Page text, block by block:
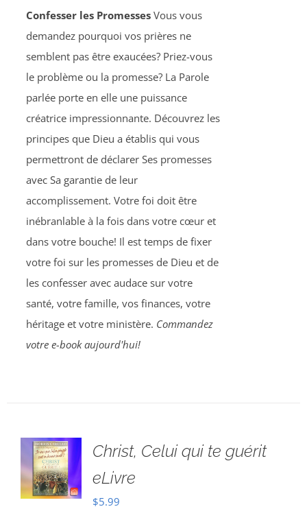
Confesser les Promesses Vous vous
demandez pourquoi vos prières ne
semblent pas être exaucées? Priez-vous
le problème ou la promesse? La Parole
parlée porte en elle une puissance
créatrice impressionnante. Découvrez les
principes que Dieu a établis qui vous
permettront de déclarer Ses promesses
avec Sa garantie de leur
accomplissement. Votre foi doit être
inébranlable à la fois dans votre cœur et
dans votre bouche! Il est temps de fixer
votre foi sur les promesses de Dieu et de
les confesser avec audace sur votre
santé, votre famille, vos finances, votre
héritage et votre ministère. Commandez
votre e-book aujourd'hui!
Christ, Celui qui te guérit
eLivre
$5.99